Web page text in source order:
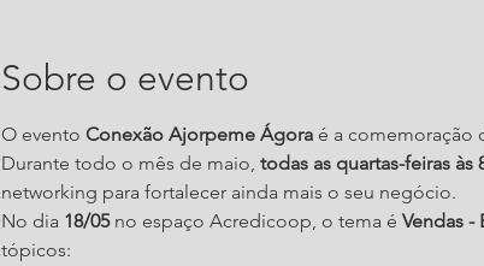
Sobre o evento
O evento Conexão Ajorpeme Ágora é a comemoração
Durante todo o mês de maio, todas as quartas-feiras às
networking para fortalecer ainda mais o seu negócio.
No dia 18/05 no espaço Acredicoop, o tema é Vendas -
tópicos: